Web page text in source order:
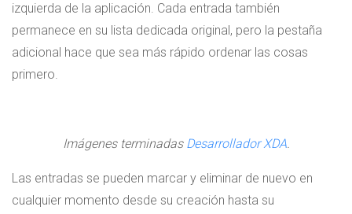
izquierda de la aplicación. Cada entrada también
permanece en su lista dedicada original, pero la pestaña
adicional hace que sea más rápido ordenar las cosas
primero.
Imágenes terminadas Desarrollador XDA.
Las entradas se pueden marcar y eliminar de nuevo en
cualquier momento desde su creación hasta su